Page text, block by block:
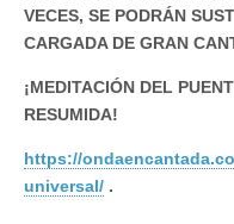
VECES, SE PODRÁN
CARGADA DE GRAN
¡MEDITACIÓN DEL
RESUMIDA!
https://
universal/ .